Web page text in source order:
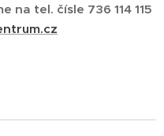
na tel. čísle 736 114 115